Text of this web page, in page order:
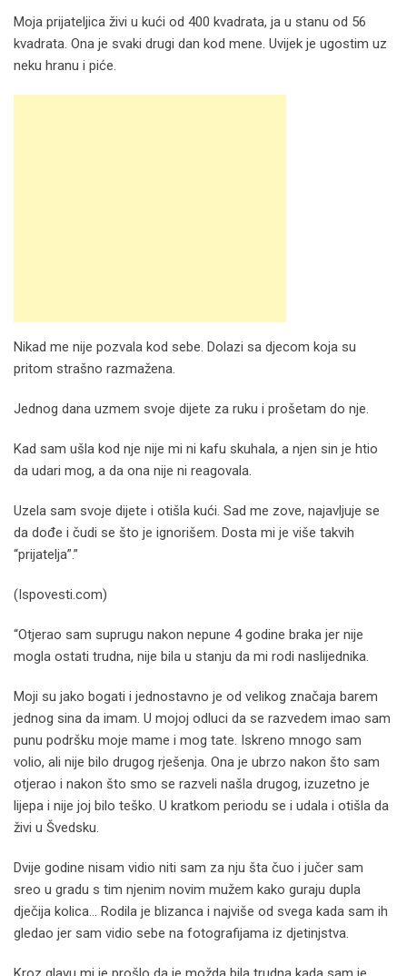
Moja prijateljica živi u kući od 400 kvadrata, ja u stanu od 56
kvadrata. Ona je svaki drugi dan kod mene. Uvijek je ugostim uz
neku hranu i piće.
Nikad me nije pozvala kod sebe. Dolazi sa djecom koja su
pritom strašno razmažena.
Jednog dana uzmem svoje dijete za ruku i prošetam do nje.
Kad sam ušla kod nje nije mi ni kafu skuhala, a njen sin je htio
da udari mog, a da ona nije ni reagovala.
Uzela sam svoje dijete i otišla kući. Sad me zove, najavljuje se
da dođe i čudi se što je ignorišem. Dosta mi je više takvih
“prijatelja”.”
(Ispovesti.com)
“Otjerao sam suprugu nakon nepune 4 godine braka jer nije
mogla ostati trudna, nije bila u stanju da mi rodi naslijednika.
Moji su jako bogati i jednostavno je od velikog značaja barem
jednog sina da imam. U mojoj odluci da se razvedem imao sam
punu podršku moje mame i mog tate. Iskreno mnogo sam
volio, ali nije bilo drugog rješenja. Ona je ubrzo nakon što sam
otjerao i nakon što smo se razveli našla drugog, izuzetno je
lijepa i nije joj bilo teško. U kratkom periodu se i udala i otišla da
živi u Švedsku.
Dvije godine nisam vidio niti sam za nju šta čuo i jučer sam
sreo u gradu s tim njenim novim mužem kako guraju dupla
dječija kolica… Rodila je blizanca i najviše od svega kada sam ih
gledao jer sam vidio sebe na fotografijama iz djetinjstva.